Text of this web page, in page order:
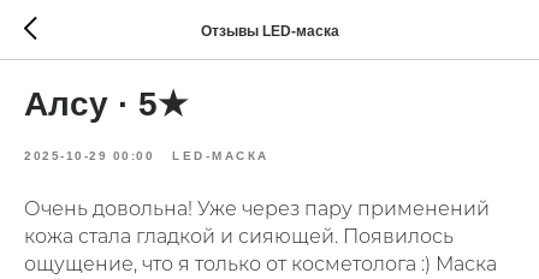
Отзывы LED-маска
Алсу · 5★
2025-10-29 00:00 LED-МАСКА
Очень довольна! Уже через пару применений
кожа стала гладкой и сияющей. Появилось
ощущение, что я только от косметолога :) Маска